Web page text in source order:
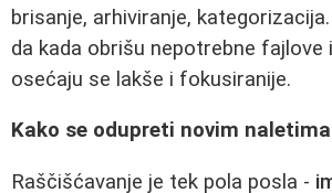
brisanje, arhiviranje,
da kada obrišu nepotrebne fajlove
osećaju se lakše i fokusiranije.
Kako se odupreti novim
Raščišćavanje je tek pola posla -